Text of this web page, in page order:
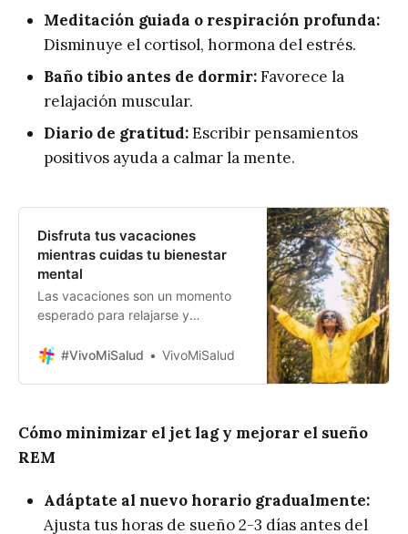
artículo, exploraremos
Meditación guiada o respiración profunda:
Disminuye el cortisol, hormona del estrés.
Baño tibio antes de dormir:Favorece la
relajación muscular.
Diario de gratitud:Escribir pensamientos
positivos ayuda a calmar la mente.
Disfruta tus vacaciones
mientras cuidas tu bienestar
mental
Las vacaciones son un momento
esperado para relajarse y
crucial mantener un enfoque en la
puede llevar a estrés y
agotamiento. Para disfrutar
plenamente de este tiempo, se
#VivoMiSalud VivoMiSalud
Cómo minimizar el jet lag y mejorar el sueño
REM
Adáptate al nuevo horario gradualmente:
Ajusta tus horas de sueño 2-3 días antes del